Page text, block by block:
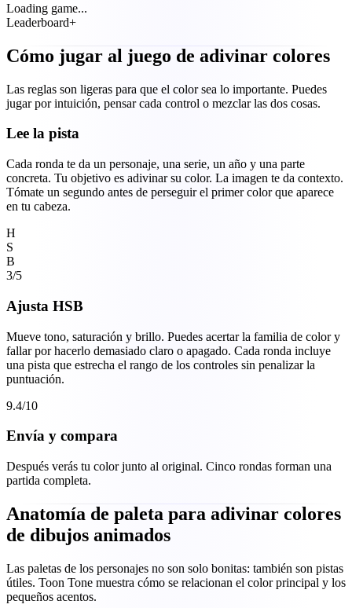
Loading game...
Leaderboard+
Cómo jugar al juego de adivinar colores
Las reglas son ligeras para que el color sea lo importante. Puedes
jugar por intuición, pensar cada control o mezclar las dos cosas.
Lee la pista
Cada ronda te da un personaje, una serie, un año y una parte
concreta. Tu objetivo es adivinar su color. La imagen te da contexto.
Tómate un segundo antes de perseguir el primer color que aparece
en tu cabeza.
H
S
B
3/5
Ajusta HSB
Mueve tono, saturación y brillo. Puedes acertar la familia de color y
fallar por hacerlo demasiado claro o apagado. Cada ronda incluye
una pista que estrecha el rango de los controles sin penalizar la
puntuación.
9.4/10
Envía y compara
Después verás tu color junto al original. Cinco rondas forman una
partida completa.
Anatomía de paleta para adivinar colores
de dibujos animados
Las paletas de los personajes no son solo bonitas: también son pistas
útiles. Toon Tone muestra cómo se relacionan el color principal y los
pequeños acentos.